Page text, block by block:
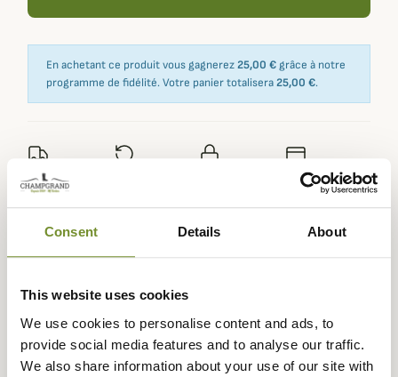
Consent Details About
This website uses cookies
We use cookies to personalise content and ads, to
provide social media features and to analyse our traffic.
We also share information about your use of our site with
En achetant ce produit vous gagnerez25,00 € grâce à notre
programme de fidélité. Votre panier totalisera25,00 €.
Expédié dans
la journée
Paiement en
3 fois dès 100
Description
Dubarryvous propose ce superbe manteau long en tweed